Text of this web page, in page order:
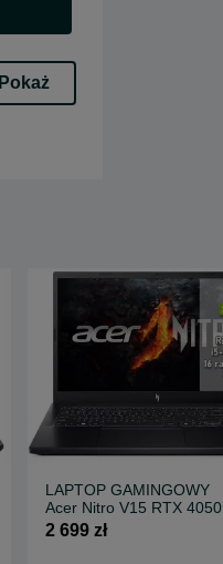
Pokaż
LAPTOP GAMINGOWY
Acer Nitro V15 RTX 4050
6gb i5-13420H 165hz
2 699 zł